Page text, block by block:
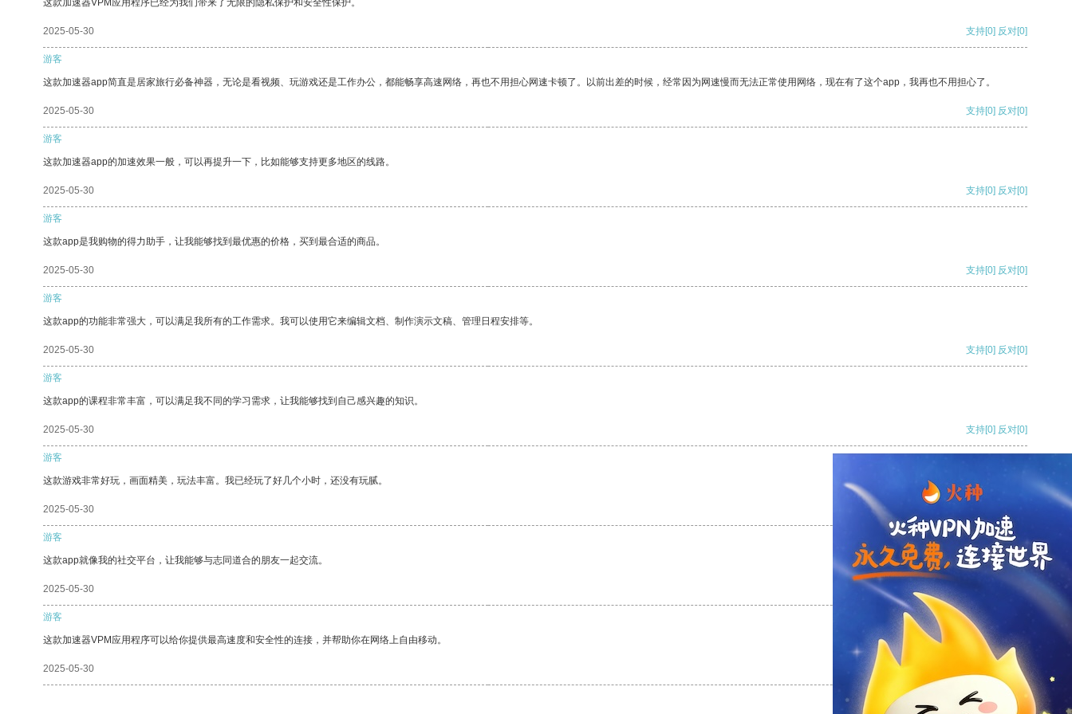
这款加速器VPM应用程序已经为我们带来了无限的隐私保护和安全性保护。
2025-05-30 支持[0] 反对[0]
游客
这款加速器app简直是居家旅行必备神器，无论是看视频、玩游戏还是工作办公，都能畅享高速网络，再也不用担心网速卡顿了。以前出差的时候，经常因为网速慢而无法正常使用网络，现在有了这个app，我再也不用担心了。
2025-05-30 支持[0] 反对[0]
游客
这款加速器app的加速效果一般，可以再提升一下，比如能够支持更多地区的线路。
2025-05-30 支持[0] 反对[0]
游客
这款app是我购物的得力助手，让我能够找到最优惠的价格，买到最合适的商品。
2025-05-30 支持[0] 反对[0]
游客
这款app的功能非常强大，可以满足我所有的工作需求。我可以使用它来编辑文档、制作演示文稿、管理日程安排等。
2025-05-30 支持[0] 反对[0]
游客
这款app的课程非常丰富，可以满足我不同的学习需求，让我能够找到自己感兴趣的知识。
2025-05-30 支持[0] 反对[0]
游客
这款游戏非常好玩，画面精美，玩法丰富。我已经玩了好几个小时，还没有玩腻。
2025-05-30
游客
这款app就像我的社交平台，让我能够与志同道合的朋友一起交流。
2025-05-30 反对
游客
这款加速器VPM应用程序可以给你提供最高速度和安全性的连接，并帮助你在网络上自由移动。
2025-05-30 反对[0]